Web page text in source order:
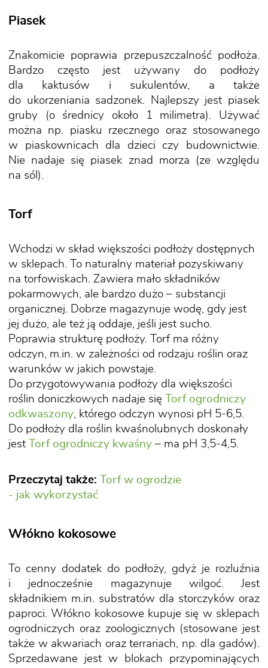
Piasek
Znakomicie poprawia przepuszczalność podłoża.
Bardzo często jest używany do podłoży
dla kaktusów i sukulentów, a także
do ukorzeniania sadzonek. Najlepszy jest piasek
gruby (o średnicy około 1 milimetra). Używać
można np. piasku rzecznego oraz stosowanego
w piaskownicach dla dzieci czy budownictwie.
Nie nadaje się piasek znad morza (ze względu
na sól).
Torf
Wchodzi w skład większości podłoży dostępnych
w sklepach. To naturalny materiał pozyskiwany
na torfowiskach. Zawiera mało składników
pokarmowych, ale bardzo dużo – substancji
organicznej. Dobrze magazynuje wodę, gdy jest
jej dużo, ale też ją oddaje, jeśli jest sucho.
Poprawia strukturę podłoży. Torf ma różny
odczyn, m.in. w zależności od rodzaju roślin oraz
warunków w jakich powstaje.
Do przygotowywania podłoży dla większości
roślin doniczkowych nadaje się
Torf ogrodniczy
odkwaszony , którego odczyn wynosi pH 5-6,5.
Do podłoży dla roślin kwaśnolubnych doskonały
jest
Torf ogrodniczy kwaśny – ma pH 3,5-4,5.
Przeczytaj także:
Torf w ogrodzie
- jak wykorzystać
Włókno kokosowe
To cenny dodatek do podłoży, gdyż je rozluźnia
i jednocześnie magazynuje wilgoć. Jest
składnikiem m.in. substratów dla storczyków oraz
paproci. Włókno kokosowe kupuje się w sklepach
ogrodniczych oraz zoologicznych (stosowane jest
także w akwariach oraz terrariach, np. dla gadów).
Sprzedawane jest w blokach przypominających